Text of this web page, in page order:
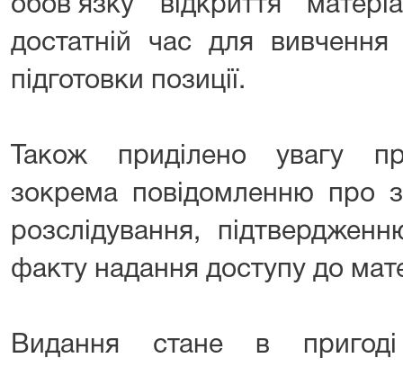
обов’язку відкриття
достатній час для вивчення
підготовки позиції.
Також приділено увагу
зокрема повідомленню про
розслідування,
факту надання доступу до
Видання стане в